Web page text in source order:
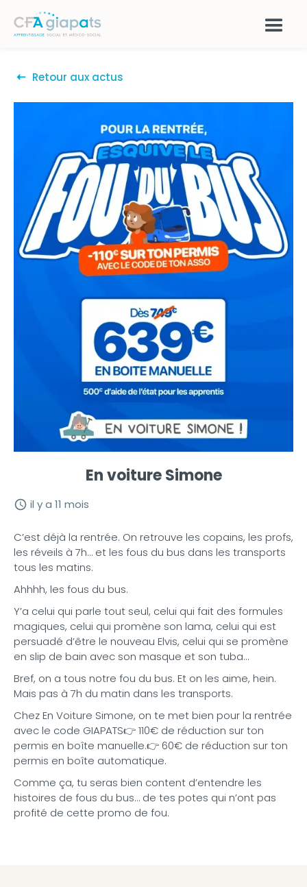
Retour aux actus
En voiture Simone
il y a 11 mois
C’est déjà la rentrée. On retrouve les copains, les profs,
les réveils à 7h… et les fous du bus dans les transports
tous les matins.
Ahhhh, les fous du bus.
Y’a celui qui parle tout seul, celui qui fait des formules
magiques, celui qui promène son lama, celui qui est
persuadé d’être le nouveau Elvis, celui qui se promène
en slip de bain avec son masque et son tuba…
Bref, on a tous notre fou du bus. Et on les aime, hein.
Mais pas à 7h du matin dans les transports.
Chez En Voiture Simone, on te met bien pour la rentrée
avec le code GIAPATS👉 110€ de réduction sur ton
permis en boîte manuelle.👉 60€ de réduction sur ton
permis en boîte automatique.
Comme ça, tu seras bien content d’entendre les
histoires de fous du bus… de tes potes qui n’ont pas
profité de cette promo de fou.